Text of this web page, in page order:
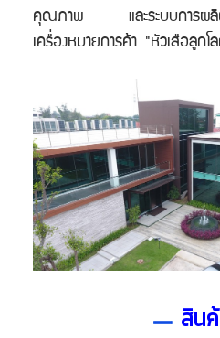
คุณภาพ และระบบการ
เครื่องหมายการค้า "หัวเสือลูกโ
สิน